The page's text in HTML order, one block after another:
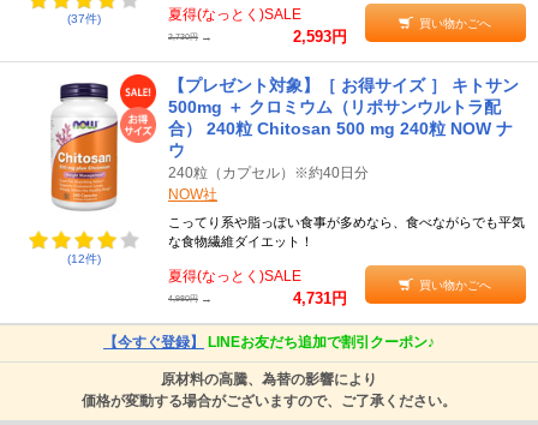
●食事の直前に摂取する
キトサンのサプリメントを摂取するなら、食前がおススメです。キ
トサンはお腹で胆汁酸などの吸着を繰り返すたびに膨張し、満腹感
をもたらすからです。ある程度の満腹感を覚えて食事を始めれば、
それがたとえば大好きなお肉であっても、少量で満足できるのでは
ないでしょうか。日々のカロリー摂取をカットし、より効果的な減
量を実現しましょう。
●適量を一日2回ほどに分けて飲む
キトサンは食物繊維でもあるため、お通じを極端にスムーズにして
しまうことがあります。一日あたりの適量を守り、複数回以上に分
けて摂取したいところです。
●甲殻類アレルギーの方は要注意！
キトサンはもともと、カニやエビなどの甲殻類に含まれる動物性の
食物繊維です。そのため甲殻類アレルギーを持っている方は、摂取
を避けるべきと言われています。
(37件) 夏得(なっとく)SALE
2,730円 → 2,593円
買い物かごへ
(12件)
【プレゼント対象】［ お得サイズ ］ キトサン
500mg ＋ クロミウム（リポサンウルトラ配
合） 240粒 Chitosan 500 mg 240粒 NOW ナ
ウ
240粒（カプセル）※約40日分
NOW社
こってり系や脂っぽい食事が多めなら、食べながらでも平気
な食物繊維ダイエット！
夏得(なっとく)SALE
4,980円 → 4,731円
買い物かごへ
【今すぐ登録】 LINEお友だち追加で割引クーポン♪
原材料の高騰、為替の影響により
価格が変動する場合がございますので、ご了承ください。